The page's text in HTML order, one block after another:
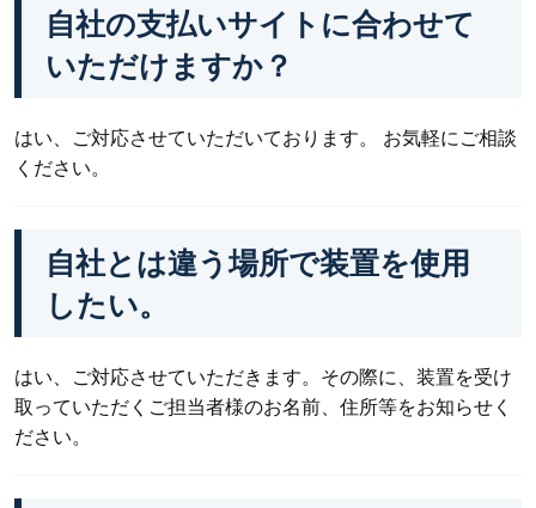
自社の支払いサイトに合わせて
いただけますか？
はい、ご対応させていただいております。 お気軽にご相談
ください。
自社とは違う場所で装置を使用
したい。
はい、ご対応させていただきます。その際に、装置を受け
取っていただくご担当者様のお名前、住所等をお知らせく
ださい。